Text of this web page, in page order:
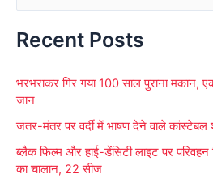
a
c
f
o
Recent Posts
भरभराकर गिर गया 100 साल पुराना मकान,
जान
जंतर-मंतर पर वर्दी में भाषण देने वाले कांस्टेबल
ब्लैक फिल्म और हाई-डेंसिटी लाइट पर परिवहन
का चालान, 22 सीज